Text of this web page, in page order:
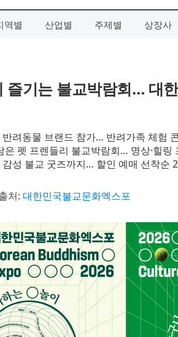
역별 산업별 주제별 상장사
즐기는 불교박람회… 대
반려동물 브랜드 참가… 반려가족 체험
은 펫 프렌들리 불교박람회… 명상·힐링
감성 불교 굿즈까지… 할인 예매 선착순
처: 대한민국불교문화엑스포